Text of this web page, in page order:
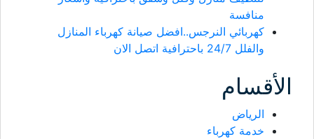
منافسة
كهربائي النرجس..افضل صيانة كهرباء المنازل
والفلل 24/7 باحترافية اتصل الان
الأقسام
الرياض
خدمة كهرباء